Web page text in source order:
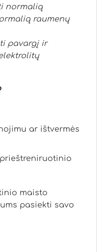
normalią
raumenų
pavargį ir
ar ištvermės
maisto
pasiekti savo